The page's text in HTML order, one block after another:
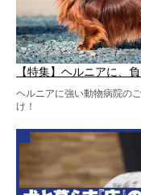
【特集】ヘルニアに、負
ヘルニアに強い動物病院の
け！